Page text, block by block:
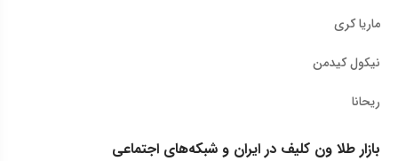
ماریا کری
نیکول کیدمن
ریحانا
بازار طلا ون کلیف در ایران و شبکه‌های اجتماعی